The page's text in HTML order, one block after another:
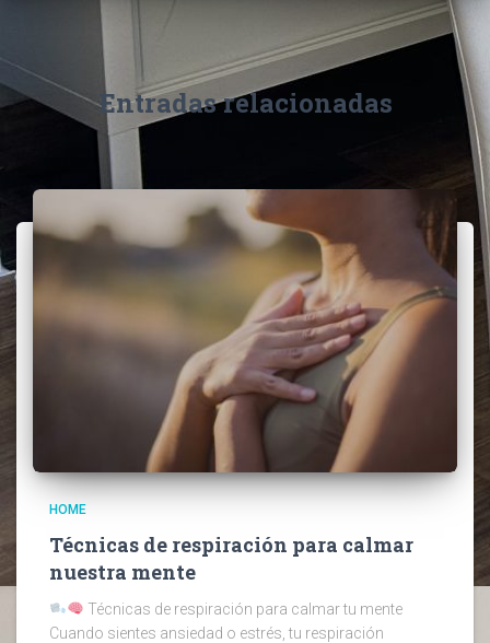
Entradas relacionadas
HOME
Técnicas de respiración para calmar
nuestra mente
Técnicas de respiración para calmar tu mente
Cuando sientes ansiedad o estrés, tu respiración